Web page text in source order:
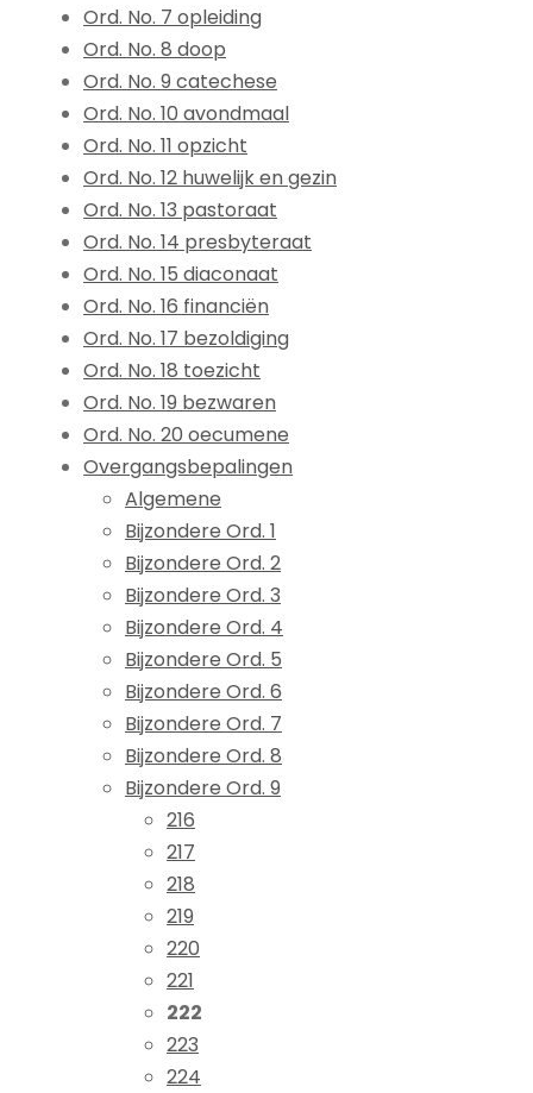
Ord. No. 7 opleiding
Ord. No. 8 doop
Ord. No. 9 catechese
Ord. No. 10 avondmaal
Ord. No. 11 opzicht
Ord. No. 12 huwelijk en gezin
Ord. No. 13 pastoraat
Ord. No. 14 presbyteraat
Ord. No. 15 diaconaat
Ord. No. 16 financiën
Ord. No. 17 bezoldiging
Ord. No. 18 toezicht
Ord. No. 19 bezwaren
Ord. No. 20 oecumene
Overgangsbepalingen
Algemene
Bijzondere Ord. 1
Bijzondere Ord. 2
Bijzondere Ord. 3
Bijzondere Ord. 4
Bijzondere Ord. 5
Bijzondere Ord. 6
Bijzondere Ord. 7
Bijzondere Ord. 8
Bijzondere Ord. 9
216
217
218
219
220
221
222
223
224